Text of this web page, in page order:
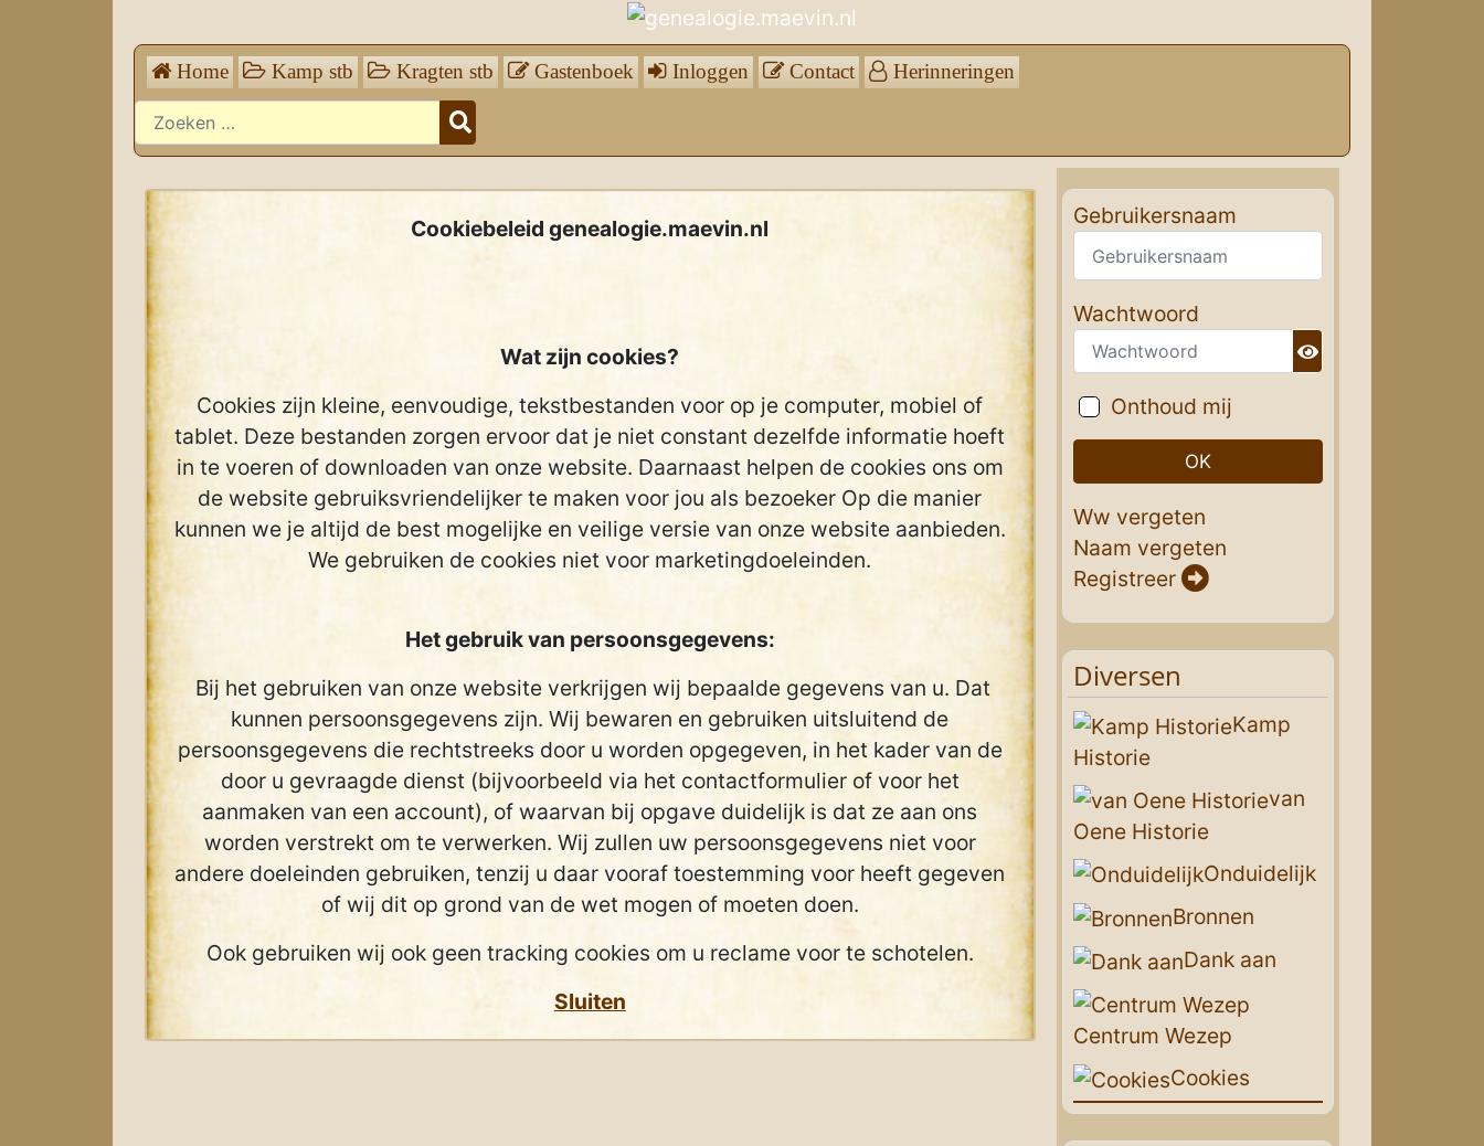
Home Kamp stb Kragten stb Gastenboek Inloggen Contact Herinneringen
Zoeken
Cookiebeleid genealogie.maevin.nl
Wat zijn cookies?
Cookies zijn kleine, eenvoudige, tekstbestanden voor op je computer, mobiel of
tablet. Deze bestanden zorgen ervoor dat je niet constant dezelfde informatie hoeft
in te voeren of downloaden van onze website. Daarnaast helpen de cookies ons om
de website gebruiksvriendelijker te maken voor jou als bezoeker Op die manier
kunnen we je altijd de best mogelijke en veilige versie van onze website aanbieden.
We gebruiken de cookies niet voor marketingdoeleinden.
Het gebruik van persoonsgegevens:
Bij het gebruiken van onze website verkrijgen wij bepaalde gegevens van u. Dat
kunnen persoonsgegevens zijn. Wij bewaren en gebruiken uitsluitend de
persoonsgegevens die rechtstreeks door u worden opgegeven, in het kader van de
door u gevraagde dienst (bijvoorbeeld via het contactformulier of voor het
aanmaken van een account), of waarvan bij opgave duidelijk is dat ze aan ons
worden verstrekt om te verwerken. Wij zullen uw persoonsgegevens niet voor
andere doeleinden gebruiken, tenzij u daar vooraf toestemming voor heeft gegeven
of wij dit op grond van de wet mogen of moeten doen.
Ook gebruiken wij ook geen tracking cookies om u reclame voor te schotelen.
Sluiten
Gebruikersnaam
Wachtwoord
Toon wachtwoord
Onthoud mij
OK
Ww vergeten
Naam vergeten
Registreer
Diversen
Kamp
Historie
van
Oene Historie
Onduidelijk
Bronnen
Dank aan
Centrum Wezep
Cookies